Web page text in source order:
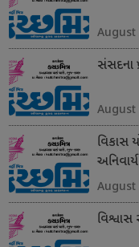
August
સંસદના
August
વિકાસ
અનિવાર્ય
August
વિશ્વાસ